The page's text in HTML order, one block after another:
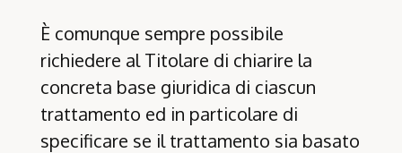
È comunque sempre possibile
richiedere al Titolare di chiarire la
concreta base giuridica di ciascun
trattamento ed in particolare di
specificare se il trattamento sia basato